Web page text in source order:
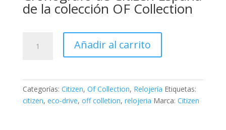
de la colección OF Collection
cantidad
Añadir al carrito
Categorías: Citizen, Of Collection, Relojería Etiquetas:
citizen, eco-drive, off colletion, relojeria Marca: Citizen